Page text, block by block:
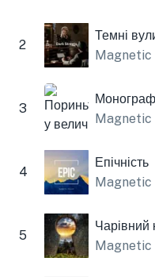
2
Темні
Magnetic
3
Magnetic
4
Епічність
Magnetic
5
Чарівний
Magnetic